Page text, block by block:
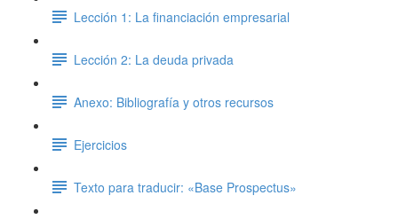
Lección 1: La financiación empresarial
Lección 2: La deuda privada
Anexo: Bibliografía y otros recursos
Ejercicios
Texto para traducir: «Base Prospectus»